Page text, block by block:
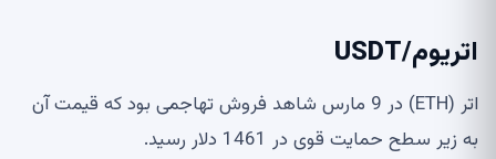
اتریوم/USDT
اتر (ETH) در 9 مارس شاهد فروش تهاجمی بود که قیمت آن
به زیر سطح حمایت قوی در 1461 دلار رسید.